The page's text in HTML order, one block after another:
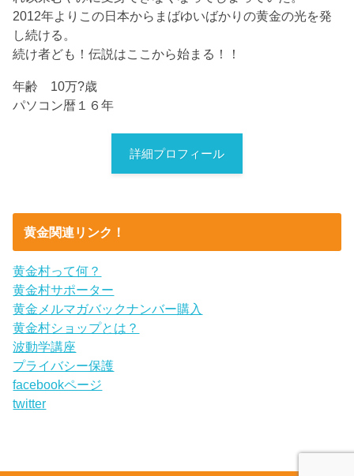
2012年よりこの日本からまばゆいばかりの黄金の光を発
し続ける。
続け者ども！伝説はここから始まる！！
年齢 10万?歳
パソコン暦１６年
詳細プロフィール
黄金関連リンク！
黄金村って何？
黄金村サポーター
黄金メルマガバックナンバー購入
黄金村ショップとは？
波動学講座
プライバシー保護
facebookページ
twitter